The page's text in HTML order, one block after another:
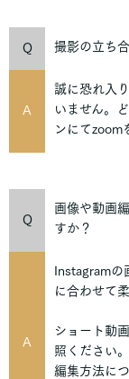
Q 撮影の立ち
A
誠に恐れ入
いません。
ンにてzoom
Q
画像や動画
すか？
A
Instagram
に合わせて
ショート動
照ください。
編集方法に